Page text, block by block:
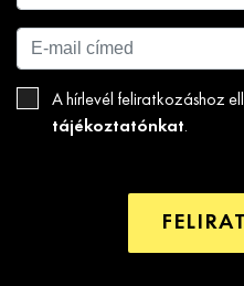
A hírlevél feliratkozáshoz
tájékoztatónkat.